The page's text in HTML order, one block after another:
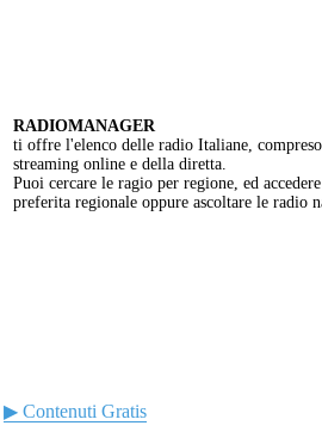
RADIOMANAGER
ti offre l'elenco delle radio Italiane,
streaming online e della diretta.
Puoi cercare le ragio per regione, ed
preferita regionale oppure ascoltare le radio
▶ Contenuti Gratis